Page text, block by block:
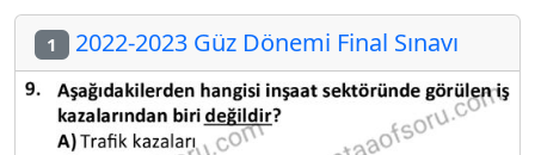
1 2022-2023 Güz Dönemi Final Sınavı